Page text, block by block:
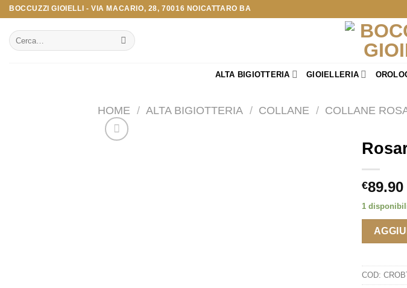
Salta
contenuti
BOCCUZZI GIOIELLI - VIA MACARIO, 28, 70016 NOICATTARO BA
Cerca:
ALTA BIGIOTTERIA GIOIELLERIA
HOME / ALTA BIGIOTTERIA / COLLANE / COLLANE
€89.90
1
COD: